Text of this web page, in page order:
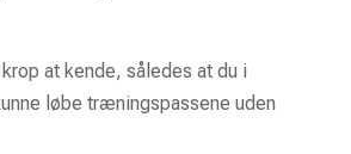
at kende, således at du i
løbe træningspassene uden